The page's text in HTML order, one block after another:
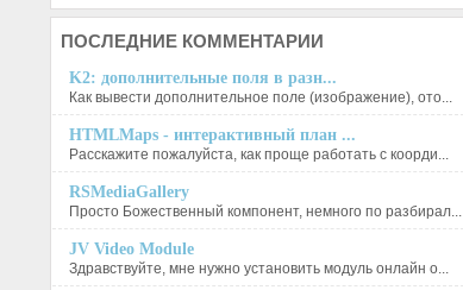
ПОСЛЕДНИЕ КОММЕНТАРИИ
K2: дополнительные поля в разн...
Как вывести дополнительное поле (изображение), ото...
HTMLMaps - интерактивный план ...
Расскажите пожалуйста, как проще работать с коорди...
RSMediaGallery
Просто Божественный компонент, немного по разбирал...
JV Video Module
Здравствуйте, мне нужно установить модуль онлайн о...